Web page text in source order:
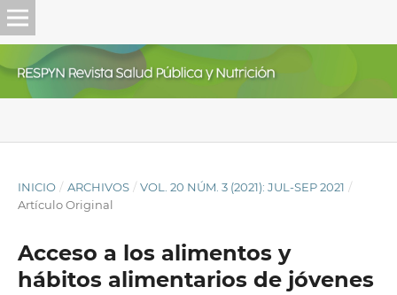
INICIO / ARCHIVOS / VOL. 20 NÚM. 3 (2021): JUL-SEP 2021 /
Artículo Original
Acceso a los alimentos y
hábitos alimentarios de jóvenes